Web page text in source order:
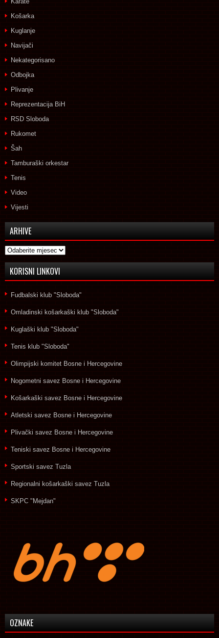
Košarka
Kuglanje
Navijači
Nekategorisano
Odbojka
Plivanje
Reprezentacija BiH
RSD Sloboda
Rukomet
Šah
Tamburaški orkestar
Tenis
Video
Vijesti
ARHIVE
Arhive
KORISNI LINKOVI
Fudbalski klub "Sloboda"
Omladinski košarkaški klub "Sloboda"
Kuglaški klub "Sloboda"
Tenis klub "Sloboda"
Olimpijski komitet Bosne i Hercegovine
Nogometni savez Bosne i Hercegovine
Košarkaški savez Bosne i Hercegovine
Atletski savez Bosne i Hercegovine
Plivački savez Bosne i Hercegovine
Teniski savez Bosne i Hercegovine
Sportski savez Tuzla
Regionalni košarkaški savez Tuzla
SKPC "Mejdan"
OZNAKE